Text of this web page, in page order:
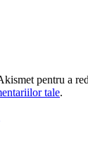
pentru a
tale.